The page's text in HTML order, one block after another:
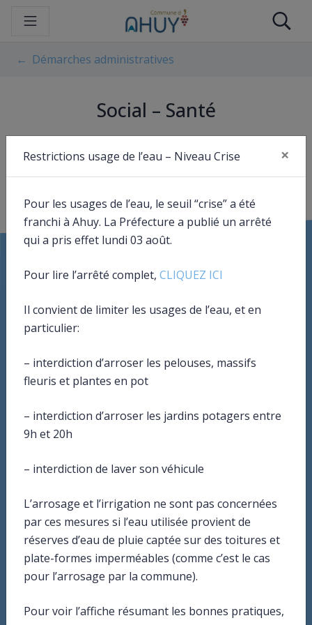
Démarches administratives
Social – Santé
Impossible de trouver la fiche : R37266.xml
Mairie
3bis rue des écoles
21121 AHUY
Mail : mairie@ahuy.fr
Restrictions usage de l’eau – Niveau Crise ×
Pour les usages de l’eau, le seuil “crise” a été
franchi à Ahuy. La Préfecture a publié un arrêté
qui a pris effet lundi 03 août.
Pour lire l’arrêté complet, CLIQUEZ ICI
Il convient de limiter les usages de l’eau, et en
particulier:
– interdiction d’arroser les pelouses, massifs
fleuris et plantes en pot
– interdiction d’arroser les jardins potagers entre
9h et 20h
– interdiction de laver son véhicule
L’arrosage et l’irrigation ne sont pas concernées
par ces mesures si l’eau utilisée provient de
réserves d’eau de pluie captée sur des toitures et
plate-formes imperméables (comme c’est le cas
pour l’arrosage par la commune).
Pour voir l’affiche résumant les bonnes pratiques,